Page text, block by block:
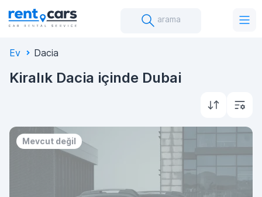
arama
Ev Dacia
Kiralık Dacia içinde Dubai
Mevcut değil